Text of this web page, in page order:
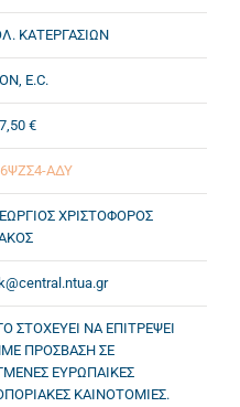
ΚΑΤΕΡΓΑΣΙΩΝ
E.C.
€
ΑΔΥ
ΧΡΙΣΤΟΦΟΡΟΣ
ΣΤΟΧΕΥΕΙ ΝΑ ΕΠΙΤΡΕΨΕΙ
ΠΡΟΣΒΑΣΗ ΣΕ
ΕΥΡΩΠΑΙΚΕΣ
ΚΑΙΝΟΤΟΜΙΕΣ.